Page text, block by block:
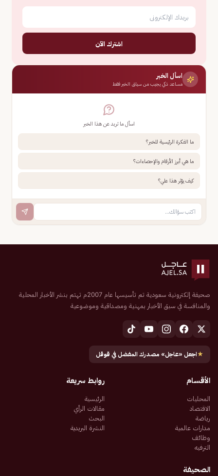
اشترك الآن
اسأل الخبر
مساعد ذكي يجيب من سياق الخبر فقط
اسأل ما تريد عن هذا الخبر
ما الفكرة الرئيسية للخبر؟
ما هي أبرز الأرقام والإحصاءات؟
كيف يؤثر هذا علي؟
صحيفة إلكترونية سعودية تم تأسيسها عام 2007م تهتم بنشر الأخبار المحلية
والمنافسة في سبق الأخبار بمهنية ومصداقية وموضوعية
★اجعل «عاجل» مصدرك المفضل في قوقل
الأقسام
المحليات
الاقتصاد
رياضة
مدارات عالمية
وظائف
الترفيه
روابط سريعة
الرئيسية
مقالات الرأي
البحث
النشرة البريدية
الصحيفة